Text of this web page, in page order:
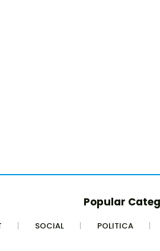
Popular
SOCIAL POLITICA